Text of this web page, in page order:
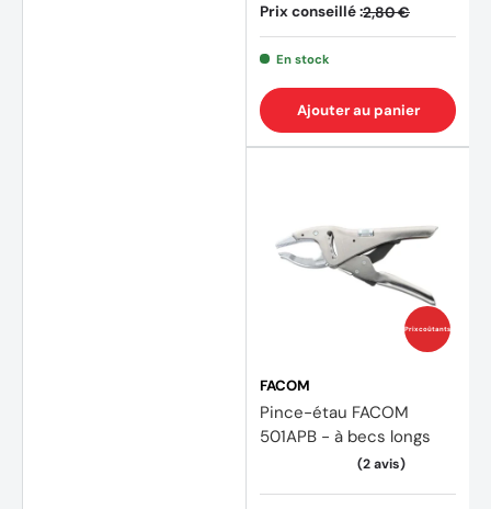
Prix conseillé :2,80 €
En stock
Ajouter au panier
Prix coûtants
FACOM
Pince-étau FACOM
501APB - à becs longs